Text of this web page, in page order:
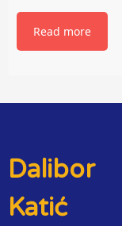
Read more
Dalibor
Katić